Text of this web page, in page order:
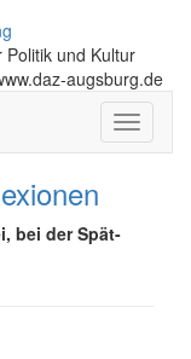
und Kultur
augsburg.de
Toggle
bei der Spät-